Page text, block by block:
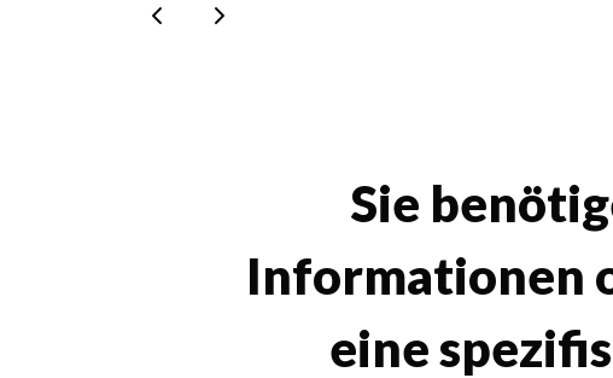
Sie
Informationen
eine